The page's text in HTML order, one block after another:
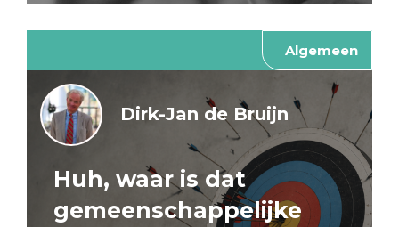
Algemeen
Dirk-Jan de Bruijn
Huh, waar is dat
gemeenschappelijke